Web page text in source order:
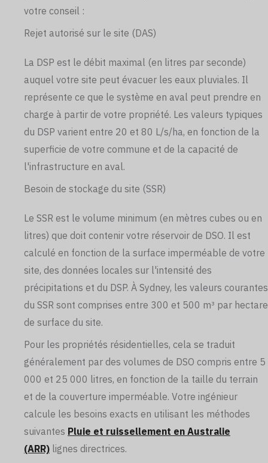
votre conseil :
Rejet autorisé sur le site (DAS)
La DSP est le débit maximal (en litres par seconde)
auquel votre site peut évacuer les eaux pluviales. Il
représente ce que le système en aval peut prendre en
charge à partir de votre propriété. Les valeurs typiques
du DSP varient entre 20 et 80 L/s/ha, en fonction de la
superficie de votre commune et de la capacité de
l'infrastructure en aval.
Besoin de stockage du site (SSR)
Le SSR est le volume minimum (en mètres cubes ou en
litres) que doit contenir votre réservoir de DSO. Il est
calculé en fonction de la surface imperméable de votre
site, des données locales sur l'intensité des
précipitations et du DSP. À Sydney, les valeurs courantes
du SSR sont comprises entre 300 et 500 m³ par hectare
de surface du site.
Pour les propriétés résidentielles, cela se traduit
généralement par des volumes de DSO compris entre 5
000 et 25 000 litres, en fonction de la taille du terrain
et de la couverture imperméable. Votre ingénieur
calcule les besoins exacts en utilisant les méthodes
suivantes Pluie et ruissellement en Australie
(ARR) lignes directrices.